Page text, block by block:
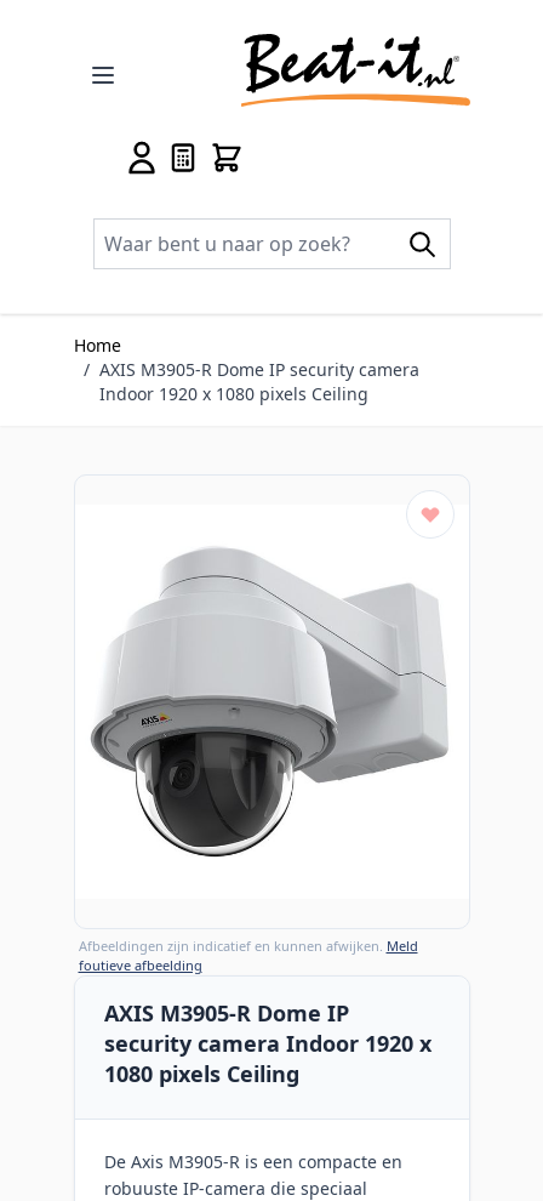
Home
/ AXIS M3905-R Dome IP security camera
Indoor 1920 x 1080 pixels Ceiling
Afbeeldingen zijn indicatief en kunnen afwijken. Meld
foutieve afbeelding
AXIS M3905-R Dome IP
security camera Indoor 1920 x
1080 pixels Ceiling
De Axis M3905-R is een compacte en
robuuste IP-camera die speciaal